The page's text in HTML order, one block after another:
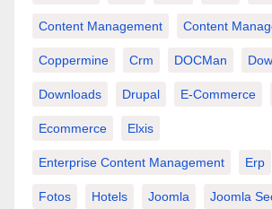
Content Management Content
Coppermine Crm DOCMan
Downloads Drupal E-Commerce
Ecommerce Elxis
Enterprise Content Management Erp
Fotos Hotels Joomla Joomla